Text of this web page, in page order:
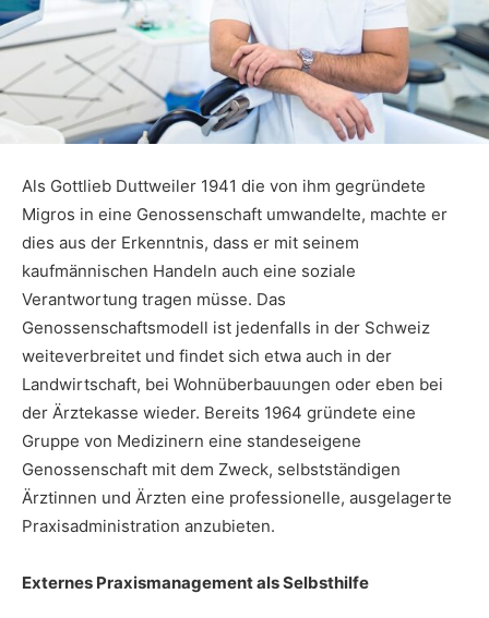
Als Gottlieb Duttweiler 1941 die von ihm gegründete
Migros in eine Genossenschaft umwandelte, machte er
dies aus der Erkenntnis, dass er mit seinem
kaufmännischen Handeln auch eine soziale
Verantwortung tragen müsse. Das
Genossenschaftsmodell ist jedenfalls in der Schweiz
weiteverbreitet und findet sich etwa auch in der
Landwirtschaft, bei Wohnüberbauungen oder eben bei
der Ärztekasse wieder. Bereits 1964 gründete eine
Gruppe von Medizinern eine standeseigene
Genossenschaft mit dem Zweck, selbstständigen
Ärztinnen und Ärzten eine professionelle, ausgelagerte
Praxisadministration anzubieten.
Externes Praxismanagement als Selbsthilfe